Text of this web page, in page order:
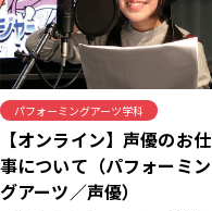
パフォーミングアーツ学科
【オンライン】声優のお仕
事について（パフォーミン
グアーツ／声優）